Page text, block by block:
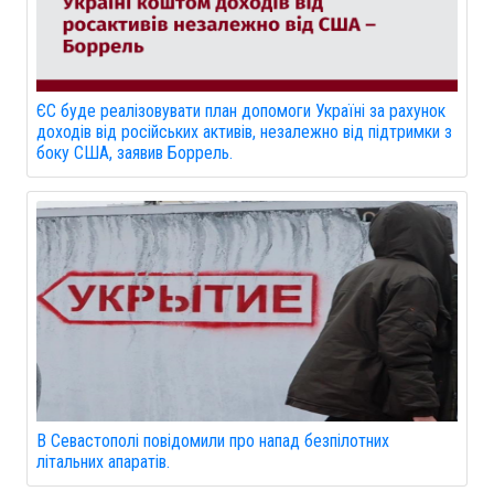
ЄС буде реалізовувати план допомоги Україні за рахунок
доходів від російських активів, незалежно від підтримки з
боку США, заявив Боррель.
В Севастополі повідомили про напад безпілотних
літальних апаратів.